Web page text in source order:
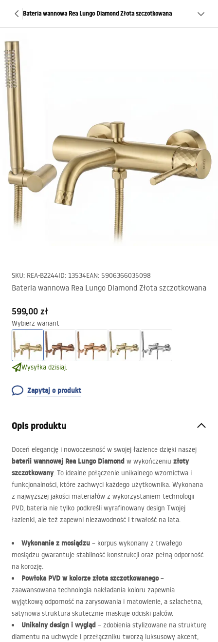
Bateria wannowa Rea Lungo Diamond Złota szczotkowana
SKU: REA-B2244ID: 13534EAN: 5906366035098
Bateria wannowa Rea Lungo Diamond Złota szczotkowana
599,00 zł
Wybierz wariant
Wysyłka dzisiaj.
Zapytaj o produkt
Opis produktu
Doceń elegancję i nowoczesność w swojej łazience dzięki naszej
baterii wannowej Rea Lungo Diamond w wykończeniu złoty
szczotkowany. To idealne połączenie unikalnego wzornictwa i
funkcjonalności, które zachwyci każdego użytkownika. Wykonana
z najwyższej jakości materiałów z wykorzystaniem technologii
PVD, bateria nie tylko podkreśli wyrafinowany design Twojej
łazienki, ale też zapewni niezawodność i trwałość na lata.
Wykonanie z mosiądzu – korpus wykonany z trwałego
mosiądzu gwarantuje stabilność konstrukcji oraz pełną odporność
na korozję.
Powłoka PVD w kolorze złota szczotkowanego–
zaawansowana technologia nakładania koloru zapewnia
wyjątkową odporność na zarysowania i matowienie, a szlachetna,
satynowa struktura skutecznie maskuje odciski palców.
Unikalny design i wygląd – zdobienia stylizowane na strukturę
diamentu na uchwycie i przełączniku tworzą luksusowy akcent,